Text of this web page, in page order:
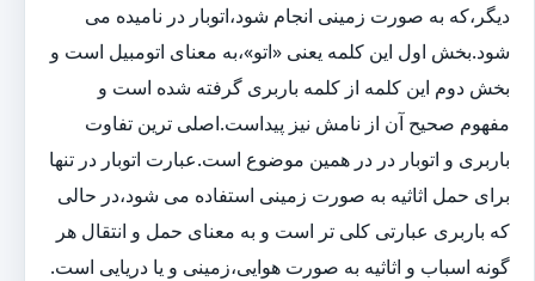
دیگر،که به صورت زمینی انجام شود،اتوبار در نامیده می
شود.بخش اول این کلمه یعنی «اتو»،به معنای اتومبیل است و
بخش دوم این کلمه از کلمه باربری گرفته شده است و
مفهوم صحیح آن از نامش نیز پیداست.اصلی ترین تفاوت
باربری و اتوبار در در همین موضوع است.عبارت اتوبار در تنها
برای حمل اثاثیه به صورت زمینی استفاده می شود،در حالی
که باربری عبارتی کلی تر است و به معنای حمل و انتقال هر
گونه اسباب و اثاثیه به صورت هوایی،زمینی و یا دریایی است.